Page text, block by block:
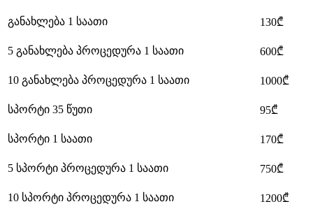
განახლება 1 საათი 130₾
5 განახლება პროცედურა 1 საათი 600₾
10 განახლება პროცედურა 1 საათი 1000₾
სპორტი 35 წუთი 95₾
სპორტი 1 საათი 170₾
5 სპორტი პროცედურა 1 საათი 750₾
10 სპორტი პროცედურა 1 საათი 1200₾